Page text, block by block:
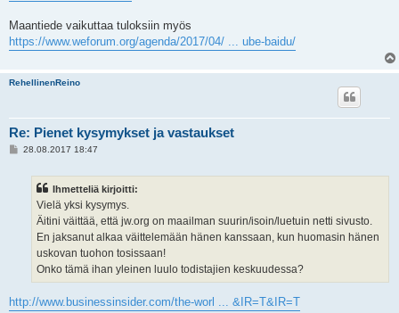
Maantiede vaikuttaa tuloksiin myös
https://www.weforum.org/agenda/2017/04/ ... ube-baidu/
RehellinenReino
Re: Pienet kysymykset ja vastaukset
V28.08.2017 18:47
Ihmetteliä kirjoitti:
Vielä yksi kysymys.
Äitini väittää, että jw.org on maailman suurin/isoin/luetuin netti sivusto.
En jaksanut alkaa väittelemään hänen kanssaan, kun huomasin hänen
uskovan tuohon tosissaan!
Onko tämä ihan yleinen luulo todistajien keskuudessa?
http://www.businessinsider.com/the-worl ... &IR=T&IR=T